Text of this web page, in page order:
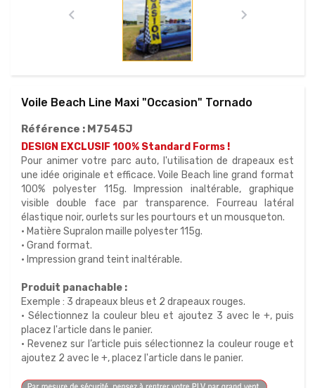
 
Voile Beach Line Maxi "Occasion" Tornado
Référence : M7545J
DESIGN EXCLUSIF 100% Standard Forms !
Pour animer votre parc auto, l'utilisation de drapeaux est
une idée originale et efficace. Voile Beach line grand format
100% polyester 115g.
Impressioninaltérable, graphique
visible double face par transparence.
Fourreau latéral
élastique noir, ourlets sur les pourtours et un mousqueton.
• Matière Supralon maille polyester 115g.
• Grand format.
• Impression grand teint inaltérable.
Produit panachable :
Exemple : 3 drapeaux bleus et 2 drapeaux rouges.
• Sélectionnez la couleur bleu et ajoutez 3 avec le +, puis
placez l'article dans le panier.
• Revenez sur l’article puis sélectionnez la couleur rouge et
ajoutez 2 avec le +, placez l'article dans le panier.